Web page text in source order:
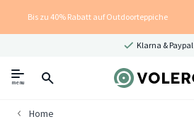
Bis zu 40% Rabatt auf Outdoorteppiche
Klarna & Paypal
menu
Home